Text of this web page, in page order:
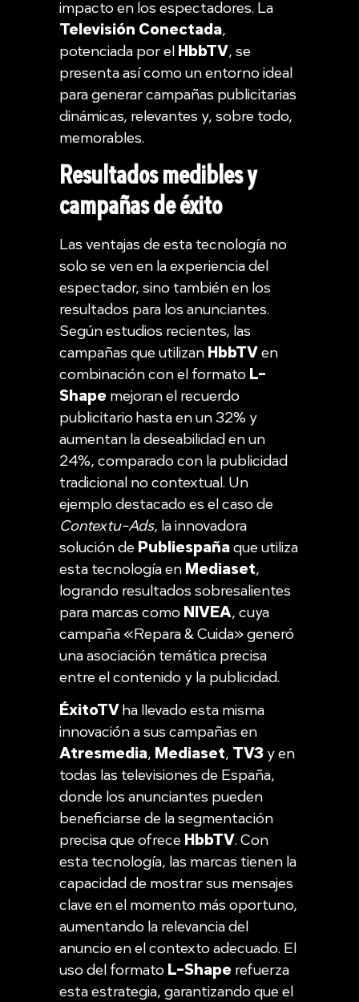
impacto en los espectadores. La
Televisión Conectada,
potenciada por el HbbTV, se
presenta así como un entorno ideal
para generar campañas publicitarias
dinámicas, relevantes y, sobre todo,
memorables.
Resultados medibles y
campañas de éxito
Las ventajas de esta tecnología no
solo se ven en la experiencia del
espectador, sino también en los
resultados para los anunciantes.
Según estudios recientes, las
campañas que utilizan HbbTVen
combinación con el formato L-
Shape mejoran el recuerdo
publicitario hasta en un 32% y
aumentan la deseabilidad en un
24%, comparado con la publicidad
tradicional no contextual. Un
ejemplo destacado es el caso de
Contextu-Ads, la innovadora
solución de Publiespañaque utiliza
esta tecnología en Mediaset,
logrando resultados sobresalientes
para marcas como NIVEA, cuya
campaña «Repara & Cuida» generó
una asociación temática precisa
entre el contenido y la publicidad.
ÉxitoTVha llevado esta misma
innovación a sus campañas en
Atresmedia, Mediaset, TV3 y en
todas las televisiones de España,
donde los anunciantes pueden
beneficiarse de la segmentación
precisa que ofrece HbbTV. Con
esta tecnología, las marcas tienen la
capacidad de mostrar sus mensajes
clave en el momento más oportuno,
aumentando la relevancia del
anuncio en el contexto adecuado. El
uso del formato L-Shape refuerza
esta estrategia, garantizando que el